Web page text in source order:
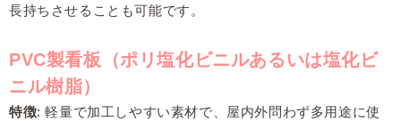
長持ちさせることも可能です。
PVC製看板（ポリ塩化ビニルあるいは塩化ビ
ニル樹脂）
特徴: 軽量で加工しやすい素材で、屋内外問わず多用途に使